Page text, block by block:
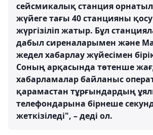
сейсмикалық станция
жүйеге тағы 40 станцияны
жүргізіліп жатыр. Бұл
дабыл сиреналарымен және
жедел хабарлау жүйесімен
Соның арқасында төтенше
хабарламалар байланыс
қарамастан тұрғындардың
телефондарына бірнеше
жеткізіледі", – деді ол.